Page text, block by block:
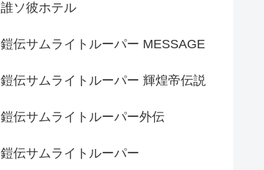
誰ソ彼ホテル
鎧伝サムライトルーパー MESSAGE
鎧伝サムライトルーパー 輝煌帝伝説
鎧伝サムライトルーパー外伝
鎧伝サムライトルーパー